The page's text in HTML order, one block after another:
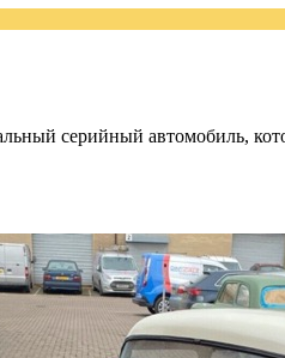
серийный автомобиль,